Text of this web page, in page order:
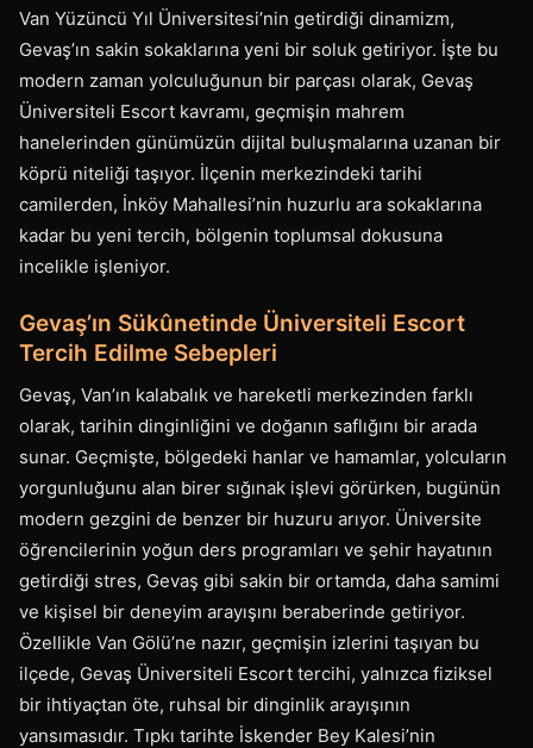
Van Yüzüncü Yıl Üniversitesi’nin getirdiği dinamizm,
Gevaş’ın sakin sokaklarına yeni bir soluk getiriyor. İşte bu
modern zaman yolculuğunun bir parçası olarak, Gevaş
Üniversiteli Escort kavramı, geçmişin mahrem
hanelerinden günümüzün dijital buluşmalarına uzanan bir
köprü niteliği taşıyor. İlçenin merkezindeki tarihi
camilerden, İnköy Mahallesi’nin huzurlu ara sokaklarına
kadar bu yeni tercih, bölgenin toplumsal dokusuna
incelikle işleniyor.
Gevaş’ın Sükûnetinde Üniversiteli Escort
Tercih Edilme Sebepleri
Gevaş, Van’ın kalabalık ve hareketli merkezinden farklı
olarak, tarihin dinginliğini ve doğanın saflığını bir arada
sunar. Geçmişte, bölgedeki hanlar ve hamamlar, yolcuların
yorgunluğunu alan birer sığınak işlevi görürken, bugünün
modern gezgini de benzer bir huzuru arıyor. Üniversite
öğrencilerinin yoğun ders programları ve şehir hayatının
getirdiği stres, Gevaş gibi sakin bir ortamda, daha samimi
ve kişisel bir deneyim arayışını beraberinde getiriyor.
Özellikle Van Gölü’ne nazır, geçmişin izlerini taşıyan bu
ilçede, Gevaş Üniversiteli Escort tercihi, yalnızca fiziksel
bir ihtiyaçtan öte, ruhsal bir dinginlik arayışının
yansımasıdır. Tıpkı tarihte İskender Bey Kalesi’nin